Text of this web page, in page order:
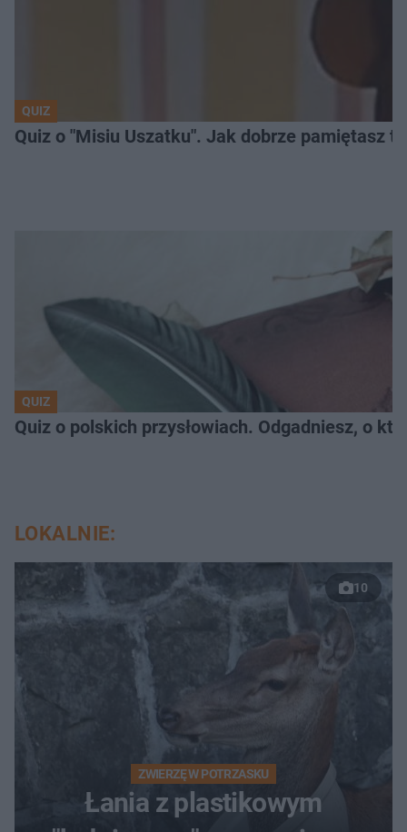
QUIZ
Quiz o "Misiu Uszatku". Jak dobrze pamiętasz
QUIZ
Quiz o polskich przysłowiach. Odgadniesz, o
LOKALNIE:
10
ZWIERZĘ W POTRZASKU
Łania z plastikowym